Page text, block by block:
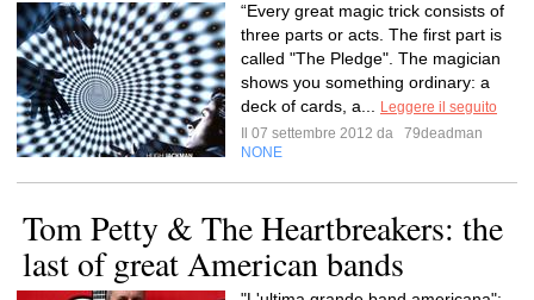
“Every great magic trick consists of
three parts or acts. The first part is
called "The Pledge". The magician
shows you something ordinary: a
deck of cards, a...
Leggere il seguito
Il 07 settembre 2012 da
79deadman
NONE
Tom Petty & The Heartbreakers: the
last of great American bands